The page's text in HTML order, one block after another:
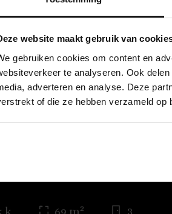
website maakt gebruik van
gebruiken cookies om content en
te analyseren. Ook
adverteren en analyse. Deze
of die ze hebben verzameld
37
2